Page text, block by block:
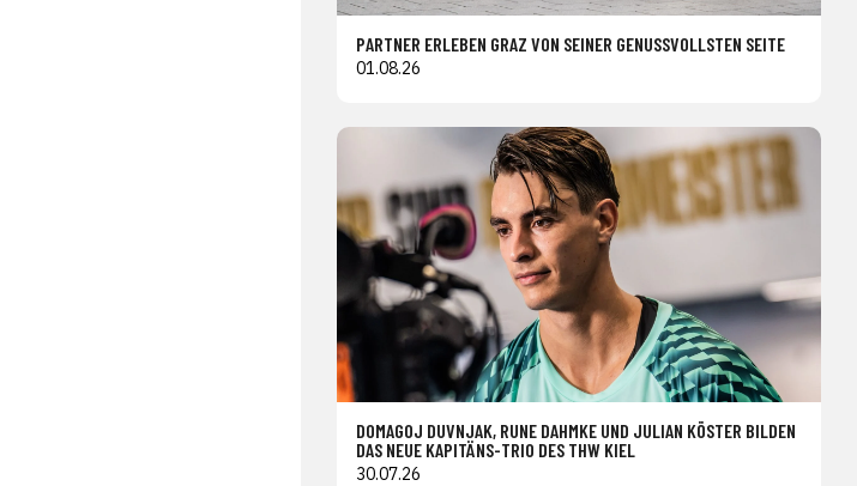
PARTNER ERLEBEN GRAZ VON SEINER GENUSSVOLLSTEN SEITE
01.08.26
DOMAGOJ DUVNJAK, RUNE DAHMKE UND JULIAN KÖSTER BILDEN
DAS NEUE KAPITÄNS-TRIO DES THW KIEL
30.07.26